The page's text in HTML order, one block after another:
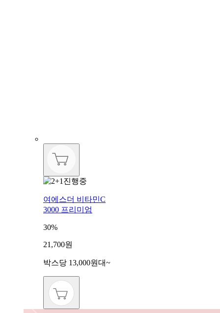
여에스더 비타민C
3000 프리미엄
30%
21,700원
박스당 13,000원대~